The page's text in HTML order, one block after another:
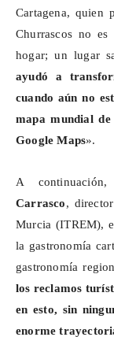
Cartagena, quien
Churrascos no
hogar; un lugar
ayudó a
cuando aún no
mapa mundial
GoogleMaps».
A continuación,
Carrasco,
Murcia (ITREM),
la gastronomía
gastronomía
los reclamos
en esto, sin
enorme